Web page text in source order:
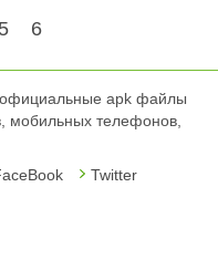
5 6
apk файлы
мобильных телефонов,
Twitter